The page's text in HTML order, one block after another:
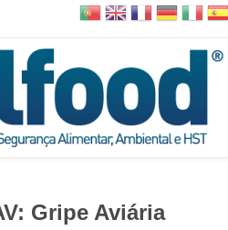
Gripe Aviária